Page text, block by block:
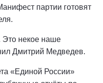
партии готовят
Это некое наше
Дмитрий Медведев.
«Единой России»